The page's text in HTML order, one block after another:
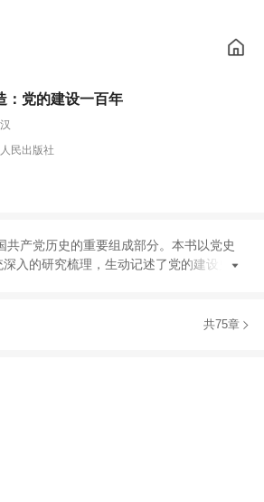
：党的建设一百年
民出版社
共产党历史的重要组成部分。 本书以党史
深入的研究梳理 ， 生动记述了党的建设史上
共75章